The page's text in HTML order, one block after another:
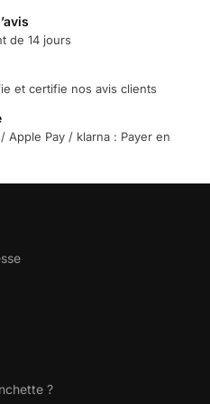
de 14 jours
et certifie nos avis clients
Apple Pay / klarna : Payer en
?